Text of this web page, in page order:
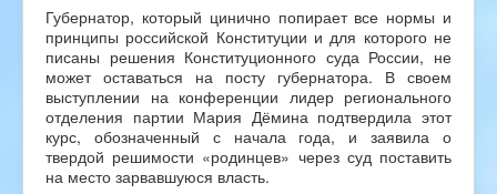
Губернатор, который цинично попирает все нормы и
принципы российской Конституции и для которого не
писаны решения Конституционного суда России, не
может оставаться на посту губернатора. В своем
выступлении на конференции лидер регионального
отделения партии Мария Дёмина подтвердила этот
курс, обозначенный с начала года, и заявила о
твердой решимости «родинцев» через суд поставить
на место зарвавшуюся власть.